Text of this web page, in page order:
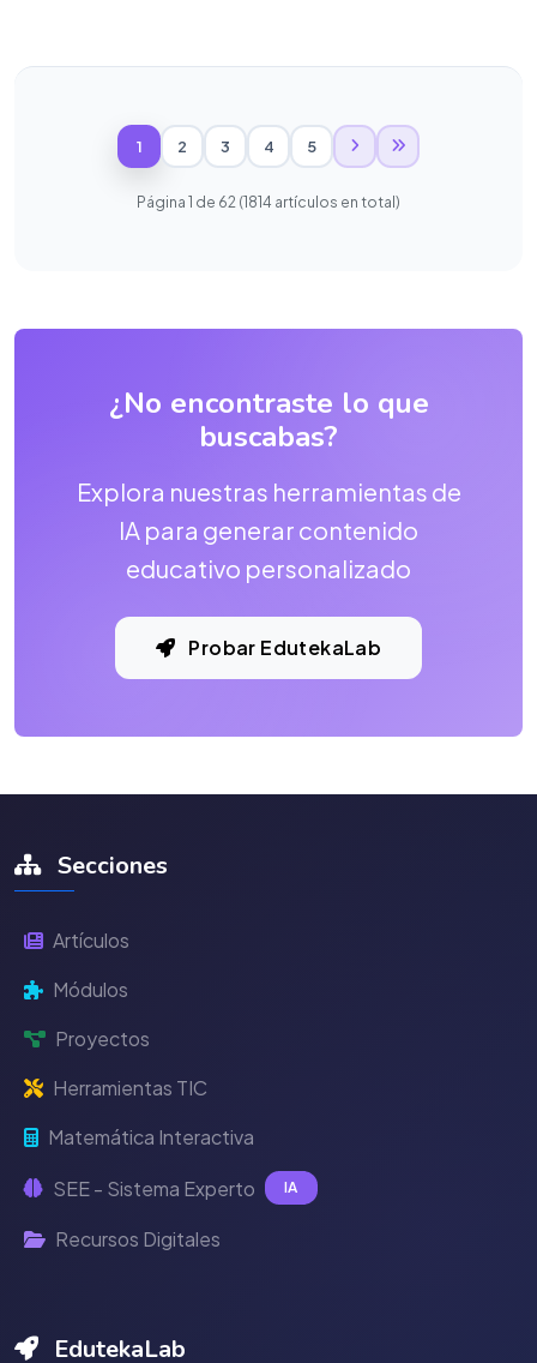
1 2 3 4 5
Página 1 de 62 (1814 artículos en total)
¿No encontraste lo que
buscabas?
Explora nuestras herramientas de
IA para generar contenido
educativo personalizado
Probar EdutekaLab
Secciones
Artículos
Módulos
Proyectos
Herramientas TIC
Matemática Interactiva
SEE - Sistema Experto IA
Recursos Digitales
EdutekaLab